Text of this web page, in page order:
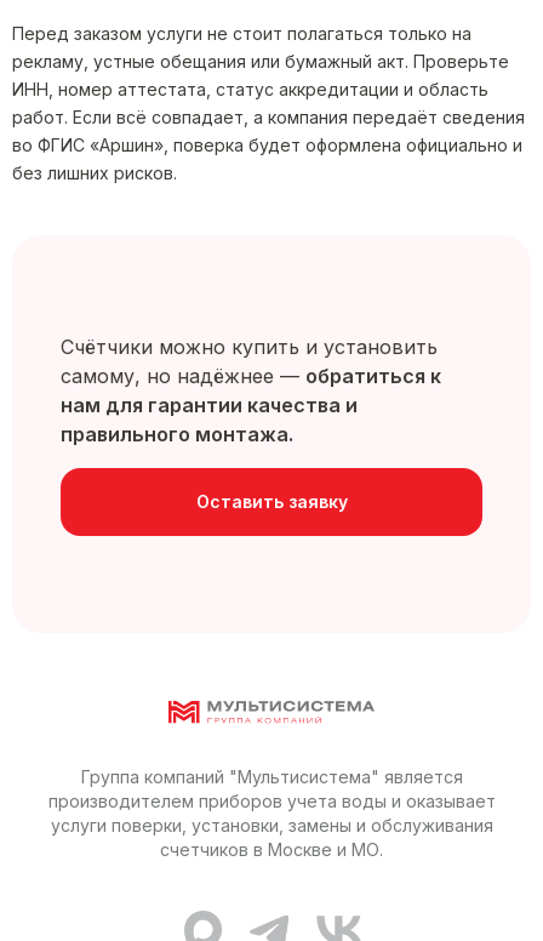
Перед заказом услуги не стоит полагаться только на
рекламу, устные обещания или бумажный акт. Проверьте
ИНН, номер аттестата, статус аккредитации и область
работ. Если всё совпадает, а компания передаёт сведения
во ФГИС «Аршин», поверка будет оформлена официально и
без лишних рисков.
Счётчики можно купить и установить
самому, но надёжнее — обратиться к
нам для гарантии качества и
правильного монтажа.
Оставить заявку
Группа компаний "Мультисистема" является
производителем приборов учета воды и оказывает
услуги поверки, установки, замены и обслуживания
счетчиков в Москве и МО.